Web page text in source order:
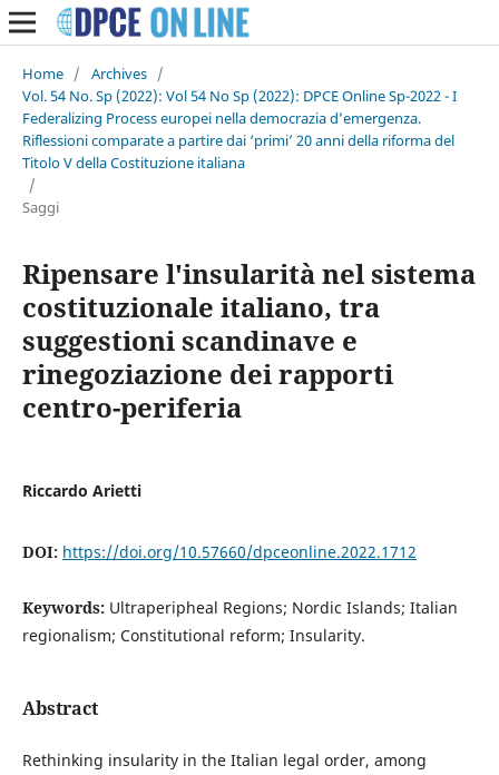
Home / Archives /
Vol. 54 No. Sp (2022): Vol 54 No Sp (2022): DPCE Online Sp-2022 - I
Federalizing Process europei nella democrazia d’emergenza.
Riflessioni comparate a partire dai ‘primi’ 20 anni della riforma del
Titolo V della Costituzione italiana
/
Saggi
Ripensare l'insularità nel sistema
costituzionale italiano, tra
suggestioni scandinave e
rinegoziazione dei rapporti
centro-periferia
Riccardo Arietti
DOI: https://doi.org/10.57660/dpceonline.2022.1712
Keywords: Ultraperipheal Regions; Nordic Islands; Italian
regionalism; Constitutional reform; Insularity.
Abstract
Rethinking insularity in the Italian legal order, among